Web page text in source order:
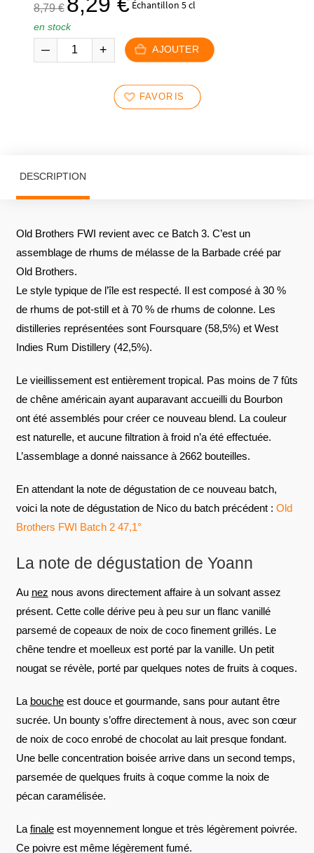
8,79€ prix
initial
était :
8,79 €.
prix
est :
8,29 €.
Échantillon 5 cl
en stock
AJOUTER
FAVORIS
DESCRIPTION
Old Brothers FWI revient avec ce Batch 3. C’est un
assemblage de rhums de mélasse de la Barbade créé par
Old Brothers.
Le style typique de l’île est respecté. Il est composé à 30 %
de rhums de pot-still et à 70 % de rhums de colonne. Les
distilleries représentées sont Foursquare (58,5%) et West
Indies Rum Distillery (42,5%).
Le vieillissement est entièrement tropical. Pas moins de 7 fûts
de chêne américain ayant auparavant accueilli du Bourbon
ont été assemblés pour créer ce nouveau blend. La couleur
est naturelle, et aucune filtration à froid n’a été effectuée.
L’assemblage a donné naissance à 2662 bouteilles.
En attendant la note de dégustation de ce nouveau batch,
voici la note de dégustation de Nico du batch précédent : Old
Brothers FWI Batch 2 47,1°
La note de dégustation de Yoann
Au nez nous avons directement affaire à un solvant assez
présent. Cette colle dérive peu à peu sur un flanc vanillé
parsemé de copeaux de noix de coco finement grillés. Le
chêne tendre et moelleux est porté par la vanille. Un petit
nougat se révèle, porté par quelques notes de fruits à coques.
La boucheest douce et gourmande, sans pour autant être
sucrée. Un bounty s’offre directement à nous, avec son cœur
de noix de coco enrobé de chocolat au lait presque fondant.
Une belle concentration boisée arrive dans un second temps,
parsemée de quelques fruits à coque comme la noix de
pécan caramélisée.
La finaleest moyennement longue et très légèrement poivrée.
Ce poivre est même légèrement fumé.